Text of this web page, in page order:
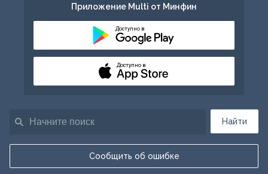
Найти
Сообщить об ошибке
Приложение Multi от Минфин
Доступно в
Доступно в